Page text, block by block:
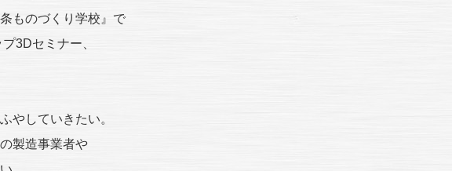
ものづくり学校』で
3Dセミナー、
やしていきたい。
製造事業者や